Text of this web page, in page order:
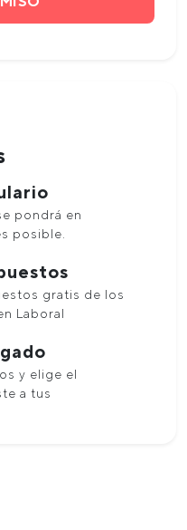
pondrá en
posible.
gratis de los
Laboral
y elige el
a tus